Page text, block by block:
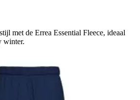
met de Errea Essential Fleece, ideaal
winter.